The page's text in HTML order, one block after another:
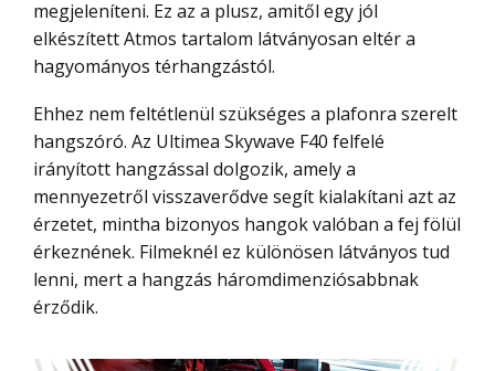
megjeleníteni. Ez az a plusz, amitől egy jól
elkészített Atmos tartalom látványosan eltér a
hagyományos térhangzástól.
Ehhez nem feltétlenül szükséges a plafonra szerelt
hangszóró. Az Ultimea Skywave F40 felfelé
irányított hangzással dolgozik, amely a
mennyezetről visszaverődve segít kialakítani azt az
érzetet, mintha bizonyos hangok valóban a fej fölül
érkeznének. Filmeknél ez különösen látványos tud
lenni, mert a hangzás háromdimenziósabbnak
érződik.